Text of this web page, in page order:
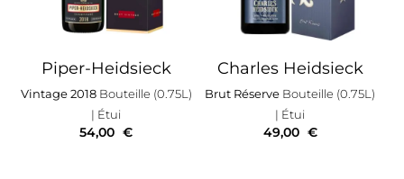
Piper-Heidsieck
Vintage 2018Bouteille (0.75L)
| Étui
54,00 €
Charles Heidsieck
Brut Réserve Bouteille (0.75L)
| Étui
49,00 €